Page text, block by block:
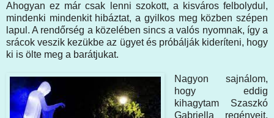
Ahogyan ez már csak lenni szokott, a kisváros felbolydul,
mindenki mindenkit hibáztat, a gyilkos meg közben szépen
lapul. A rendőrség a közelében sincs a valós nyomnak, így a
srácok veszik kezükbe az ügyet és próbálják kideríteni, hogy
ki is ölte meg a barátjukat.
Nagyon sajnálom,
hogy eddig
kihagytam Szaszkó
Gabriella regényeit,